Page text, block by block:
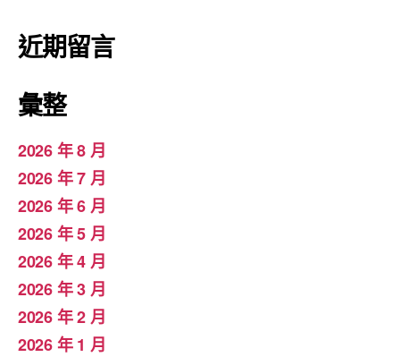
近期留言
彙整
2026 年 8 月
2026 年 7 月
2026 年 6 月
2026 年 5 月
2026 年 4 月
2026 年 3 月
2026 年 2 月
2026 年 1 月